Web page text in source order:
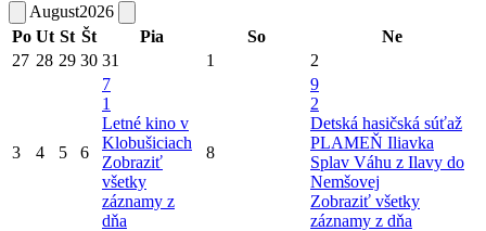
August2026
Po Ut St Št Pia So
Ne
27 28 29 30 31 1 2
3 4 5 6
7
1
Letné kino v
Klobušiciach
Zobraziť
všetky
záznamy z
dňa
8
9
2
Detská hasičská súťaž
PLAMEŇ Iliavka
Splav Váhu z Ilavy do
Nemšovej
Zobraziť všetky
záznamy z dňa